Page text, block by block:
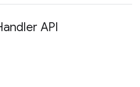
API